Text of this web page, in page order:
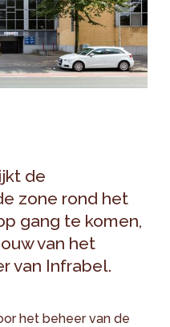
de
zone rond het
gang te komen,
van het
van Infrabel.
het beheer van de